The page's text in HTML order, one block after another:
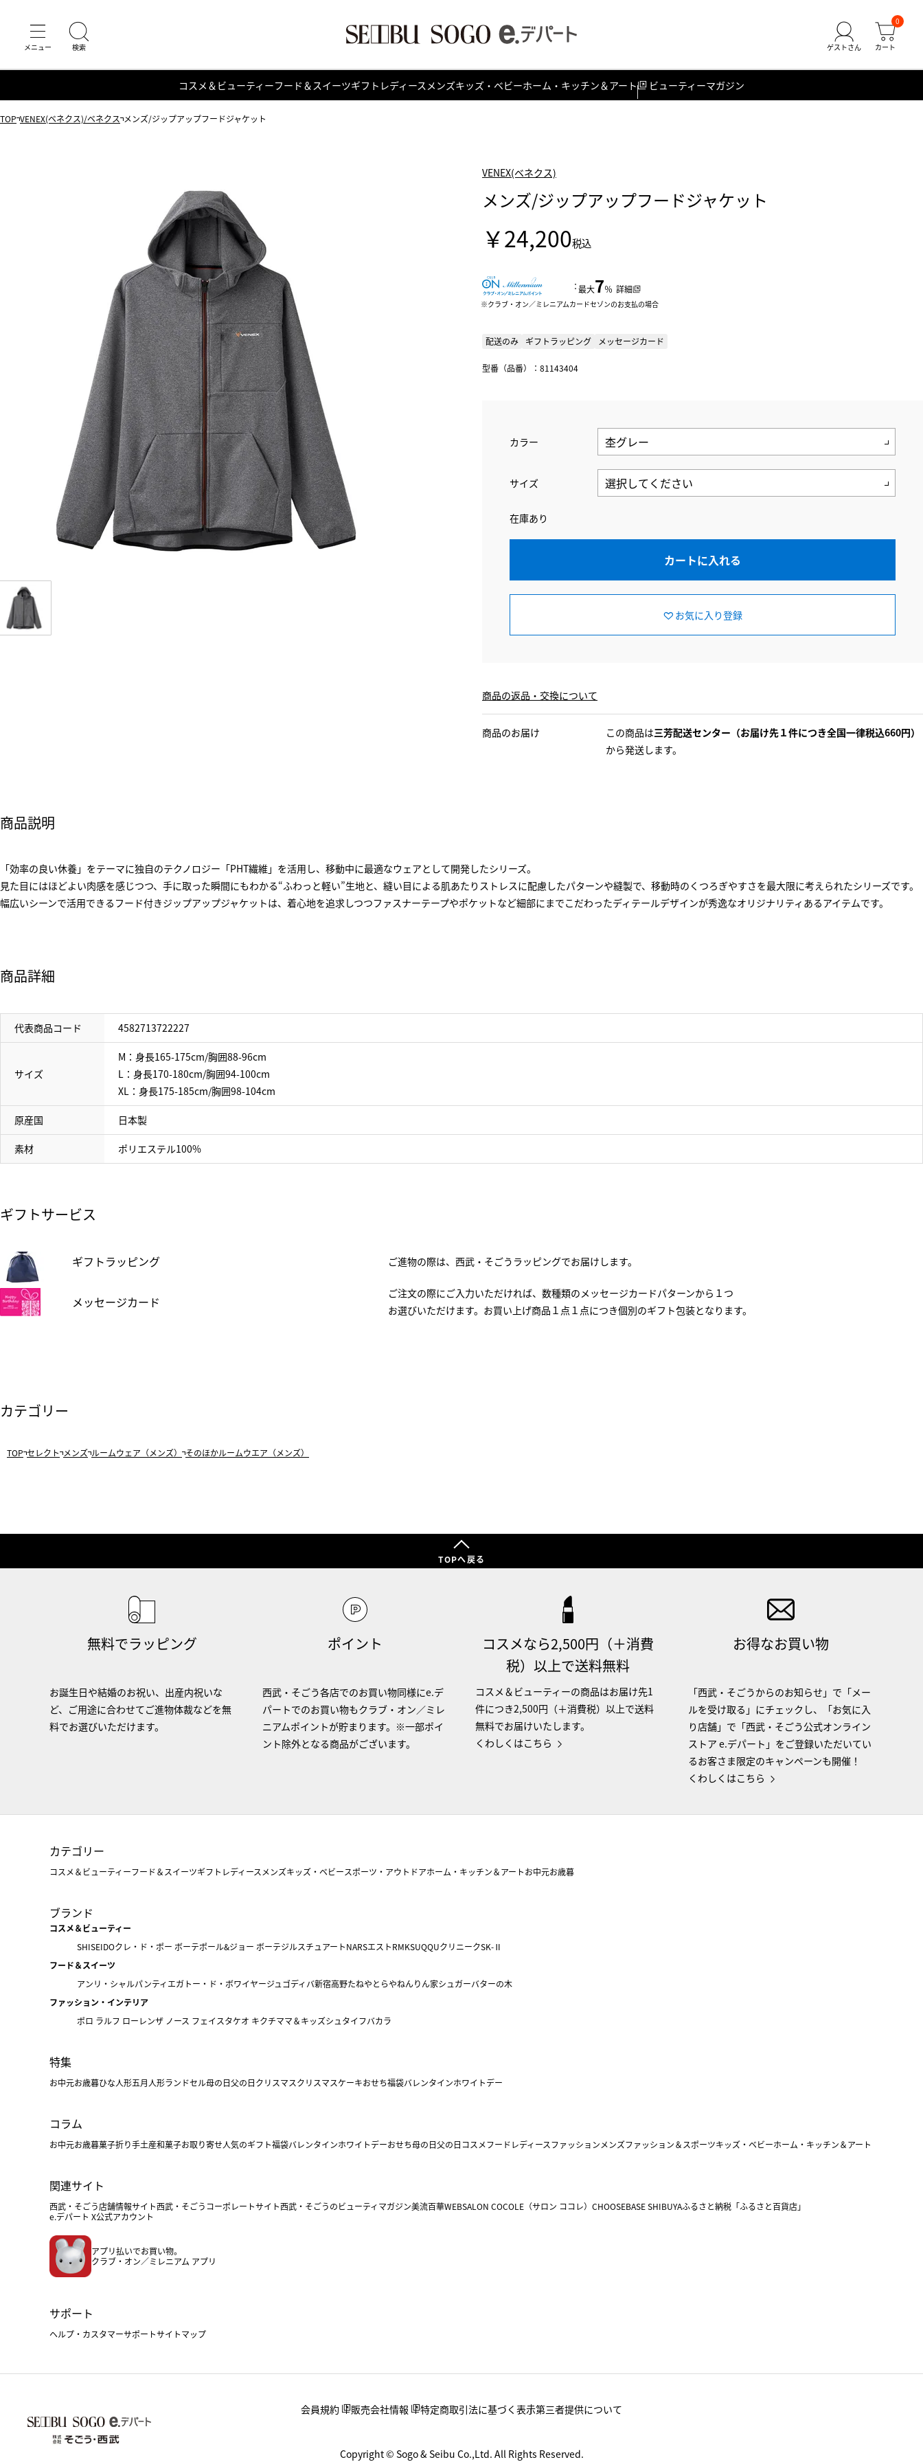
0
コスメ＆ビューティーフード＆スイーツギフト レディース メンズキッズ・ベビーホーム・キッチン＆アート ビューティーマガジン
TOP VENEX(ベネクス)/ベネクス メンズ/ジップアップフードジャケット
VENEX(ベネクス)
メンズ/ジップアップフードジャケット
￥24,200税込
：最大7％ 詳細
クラブ・オン／ミレニアムカードセゾンのお支払の場合
配送のみ ギフトラッピング メッセージカード
型番（品番）：81143404
カラー
サイズ
在庫あり
カートに入れる
お気に入り登録
商品の返品・交換について
商品のお届け この商品は三芳配送センター（お届け先１件につき全国一律税込660円）
から発送します。
商品説明
「効率の良い休養」をテーマに独自のテクノロジー「PHT繊維」を活用し、移動中に最適なウェアとして開発したシリーズ。
見た目にはほどよい肉感を感じつつ、手に取った瞬間にもわかる“ふわっと軽い”生地と、縫い目による肌あたりストレスに配慮したパターンや縫製で、移動時のくつろぎやすさを最大限に考えられたシリーズです。
幅広いシーンで活用できるフード付きジップアップジャケットは、着心地を追求しつつファスナーテープやポケットなど細部にまでこだわったディテールデザインが秀逸なオリジナリティあるアイテムです。
商品詳細
代表商品コード 4582713722227
サイズ
M：身長165-175cm/胸囲88-96cm
L：身長170-180cm/胸囲94-100cm
XL：身長175-185cm/胸囲98-104cm
原産国 日本製
素材 ポリエステル100%
ギフトサービス
ギフトラッピング ご進物の際は、西武・そごうラッピングでお届けします。
メッセージカード
ご注文の際にご入力いただければ、数種類のメッセージカードパターンから１つ
お選びいただけます。お買い上げ商品１点１点につき個別のギフト包装となります。
カテゴリー
TOP セレクト メンズ ルームウェア（メンズ） そのほかルームウエア（メンズ）
TOPへ戻る
無料でラッピング
お誕生日や結婚のお祝い、出産内祝いな
ど、ご用途に合わせてご進物体裁などを無
料でお選びいただけます。
ポイント
西武・そごう各店でのお買い物同様にe.デ
パートでのお買い物もクラブ・オン／ミレ
ニアムポイントが貯まります。※一部ポイ
ント除外となる商品がございます。
コスメなら2,500円（＋消費
税）以上で送料無料
コスメ＆ビューティーの商品はお届け先1
件につき2,500円（＋消費税）以上で送料
無料でお届けいたします。
くわしくはこちら
お得なお買い物
「西武・そごうからのお知らせ」で「メー
ルを受け取る」にチェックし、「お気に入
り店舗」で「西武・そごう公式オンライン
ストア e.デパート」をご登録いただいてい
るお客さま限定のキャンペーンも開催！
くわしくはこちら
カテゴリー
コスメ＆ビューティーフード＆スイーツギフト レディース メンズキッズ・ベビースポーツ・アウトドアホーム・キッチン＆アートお中元お歳暮
ブランド
コスメ＆ビューティー
SHISEIDOクレ・ド・ポー ボーテポール&ジョー ボーテジルスチュアートNARSエストRMKSUQQUクリニークSK-Ⅱ
フード＆スイーツ
アンリ・シャルパンティエガトー・ド・ボワイヤージュ ゴディバ新宿高野たねやとらやねんりん家シュガーバターの木
ファッション・インテリア
ポロ ラルフ ローレンザ ノース フェイスタケオ キクチママ＆キッズシュタイフバカラ
特集
お中元お歳暮ひな人形五月人形ランドセル母の日父の日クリスマスクリスマスケーキおせち福袋バレンタインホワイトデー
コラム
お中元お歳暮菓子折り手土産和菓子お取り寄せ人気のギフト福袋バレンタインホワイトデーおせち母の日父の日 コスメフードレディースファッションメンズファッション＆スポーツキッズ・ベビーホーム・キッチン＆アート
関連サイト
西武・そごう店舗情報サイト西武・そごうコーポレートサイト西武・そごうのビューティマガジン美流百華WEBSALON COCOLE（サロン ココレ） CHOOSEBASE SHIBUYAふるさと納税「ふるさと百貨店」
e.デパート X公式アカウント
アプリ払いでお買い物。
クラブ・オン／ミレニアム アプリ
サポート
ヘルプ・カスタマーサポートサイトマップ
会員規約 販売会社情報 特定商取引法に基づく表示第三者提供について
Copyright © Sogo & Seibu Co.,Ltd. All Rights Reserved.